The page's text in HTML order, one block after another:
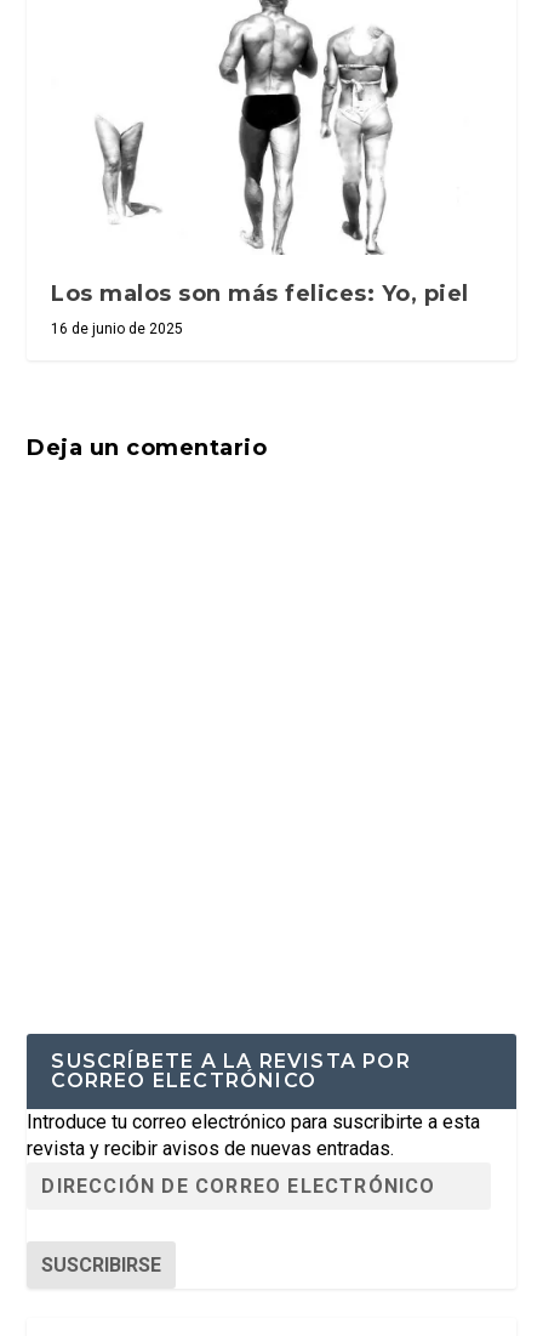
Los malos son más felices: Yo, piel
16 de junio de 2025
Deja un comentario
SUSCRÍBETE A LA REVISTA POR
CORREO ELECTRÓNICO
Introduce tu correo electrónico para suscribirte a esta
revista y recibir avisos de nuevas entradas.
SUSCRIBIRSE